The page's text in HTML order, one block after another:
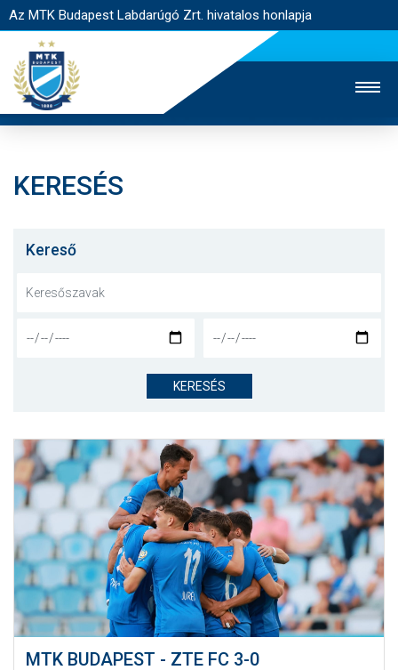
Az MTK Budapest Labdarúgó Zrt. hivatalos honlapja
JEGYÉRTÉKESÍTÉS
NYITÓLAP
CSAPATOK
KLUB
GALÉRIA
SZURKOLÓI ÉLMÉNYEK
AKKREDITÁCIÓ
KERESÉS
Kereső
KERESÉS
MTK BUDAPEST - ZTE FC 3-0